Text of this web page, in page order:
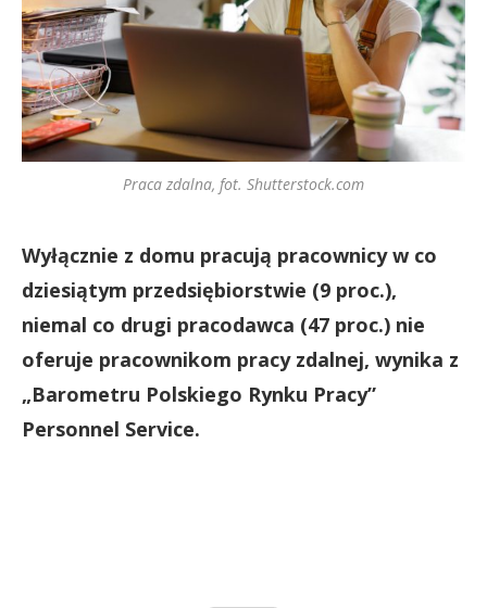
Praca zdalna, fot. Shutterstock.com
Wyłącznie z domu pracują pracownicy w co
dziesiątym przedsiębiorstwie (9 proc.),
niemal co drugi pracodawca (47 proc.) nie
oferuje pracownikom pracy zdalnej, wynika z
„Barometru Polskiego Rynku Pracy”
Personnel Service.